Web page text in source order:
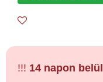
!!! 14 napon belül